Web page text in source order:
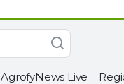
AgrofyNews Live